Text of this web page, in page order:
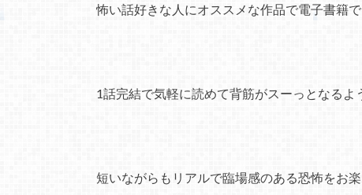
怖い話好きな人にオススメな作品で電子書籍で
1話完結で気軽に読めて背筋がスーっとなるよ
短いながらもリアルで臨場感のある恐怖をお楽